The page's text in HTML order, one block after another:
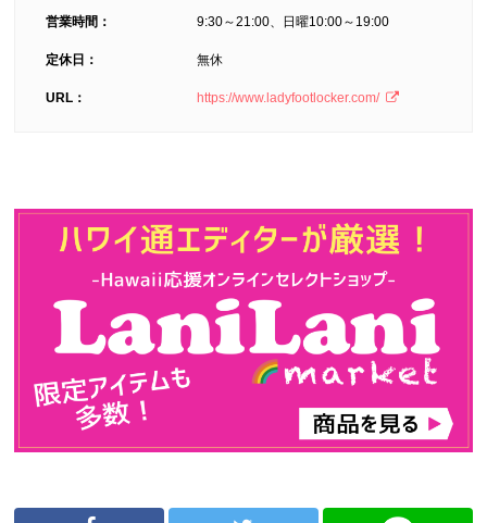
営業時間： 9:30～21:00、日曜10:00～19:00
定休日： 無休
URL： https://www.ladyfootlocker.com/